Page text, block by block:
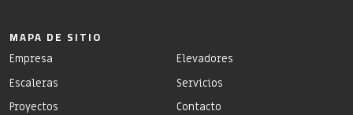
MAPA DE SITIO
Empresa
Elevadores
Escaleras
Servicios
Proyectos
Contacto